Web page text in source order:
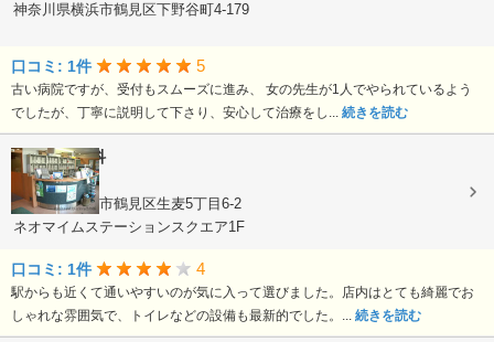
神奈川県横浜市鶴見区下野谷町4-179
口コミ: 1件 5
古い病院ですが、受付もスムーズに進み、 女の先生が1人でやられているよう
でしたが、丁寧に説明して下さり、安心して治療をし... 続きを読む
さかもと眼科
眼科
神奈川県横浜市鶴見区生麦5丁目6-2
ネオマイムステーションスクエア1F
口コミ: 1件 4
駅からも近くて通いやすいのが気に入って選びました。店内はとても綺麗でお
しゃれな雰囲気で、トイレなどの設備も最新的でした。... 続きを読む